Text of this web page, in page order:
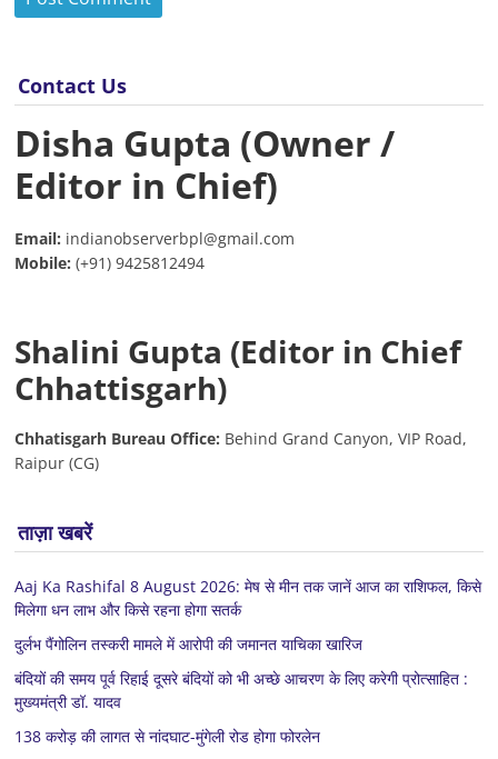
Contact Us
Disha Gupta (Owner /
Editor in Chief)
Email: indianobserverbpl@gmail.com
Mobile: (+91) 9425812494
Shalini Gupta (Editor in Chief
Chhattisgarh)
Chhatisgarh Bureau Office: Behind Grand Canyon, VIP Road,
Raipur (CG)
ताज़ा खबरें
Aaj Ka Rashifal 8 August 2026: मेष से मीन तक जानें आज का राशिफल, किसे
मिलेगा धन लाभ और किसे रहना होगा सतर्क
दुर्लभ पैंगोलिन तस्करी मामले में आरोपी की जमानत याचिका खारिज
बंदियों की समय पूर्व रिहाई दूसरे बंदियों को भी अच्छे आचरण के लिए करेगी प्रोत्साहित :
मुख्यमंत्री डॉ. यादव
138 करोड़ की लागत से नांदघाट-मुंगेली रोड होगा फोरलेन